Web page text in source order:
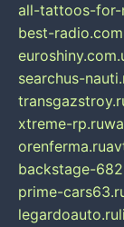
all-tattoos-for-
best-
searchus-
xtreme-rp.ru
orenferma.ru
backstage-
prime-
legardoauto.ru